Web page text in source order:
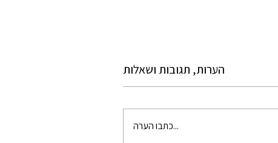
הערות, תגובות ושאלות
כתבו הערה...